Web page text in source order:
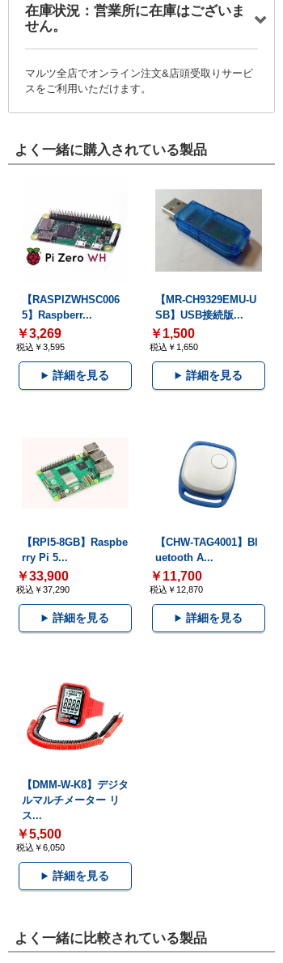
在庫状況：営業所に在庫はございま
せん。
マルツ全店でオンライン注文&店頭受取りサービ
スをご利用いただけます。
よく一緒に購入されている製品
【RASPIZWHSC006
5】Raspberr...
￥3,269
税込￥3,595
詳細を見る
【MR-CH9329EMU-U
SB】USB接続版...
￥1,500
税込￥1,650
詳細を見る
【RPI5-8GB】Raspbe
rry Pi 5...
￥33,900
税込￥37,290
詳細を見る
【CHW-TAG4001】Bl
uetooth A...
￥11,700
税込￥12,870
詳細を見る
【DMM-W-K8】デジタ
ルマルチメーター リ
ス...
￥5,500
税込￥6,050
詳細を見る
よく一緒に比較されている製品